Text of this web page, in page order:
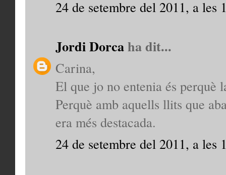
24 de setembre del 2011, a les
Jordi Dorcaha dit...
Carina,
El que jo no entenia és perquè
Perquè amb aquells llits que
era més destacada.
24 de setembre del 2011, a les